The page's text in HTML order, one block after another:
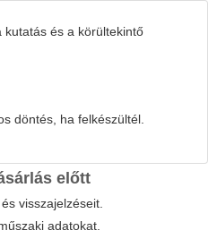
kutatás és a körültekintő
döntés, ha felkészültél.
előtt
visszajelzéseit.
adatokat.